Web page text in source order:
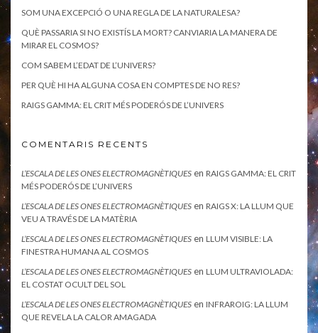
SOM UNA EXCEPCIÓ O UNA REGLA DE LA NATURALESA?
QUÈ PASSARIA SI NO EXISTÍS LA MORT? CANVIARIA LA MANERA DE
MIRAR EL COSMOS?
COM SABEM L’EDAT DE L’UNIVERS?
PER QUÈ HI HA ALGUNA COSA EN COMPTES DE NO RES?
RAIGS GAMMA: EL CRIT MÉS PODERÓS DE L’UNIVERS
COMENTARIS RECENTS
L’ESCALA DE LES ONES ELECTROMAGNÈTIQUES en RAIGS GAMMA: EL CRIT
MÉS PODERÓS DE L’UNIVERS
L’ESCALA DE LES ONES ELECTROMAGNÈTIQUES en RAIGS X: LA LLUM QUE
VEU A TRAVÉS DE LA MATÈRIA
L’ESCALA DE LES ONES ELECTROMAGNÈTIQUES en LLUM VISIBLE: LA
FINESTRA HUMANA AL COSMOS
L’ESCALA DE LES ONES ELECTROMAGNÈTIQUES en LLUM ULTRAVIOLADA:
EL COSTAT OCULT DEL SOL
L’ESCALA DE LES ONES ELECTROMAGNÈTIQUES en INFRAROIG: LA LLUM
QUE REVELA LA CALOR AMAGADA